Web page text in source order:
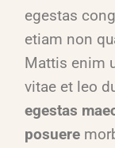
egestas
etiam non
Mattis enim
vitae et leo
egestas
posuere